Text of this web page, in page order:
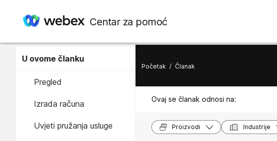
Centar za pomoć
U ovome članku
Pregled
Izrada računa
Uvjeti pružanja usluge
Početak / Članak
Ovaj se članak odnosi na:
Proizvodi Industrije